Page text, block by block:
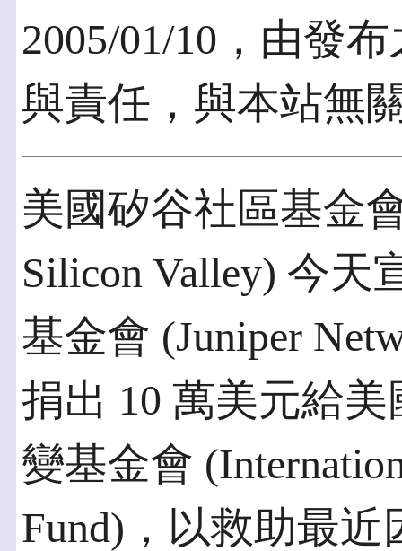
2005/01/10，由發
與責任，與本站無
美國矽谷社區基金
Silicon Valley) 今天
基金會 (Juniper
捐出 10 萬美元給
變基金會
Fund)，以救助最